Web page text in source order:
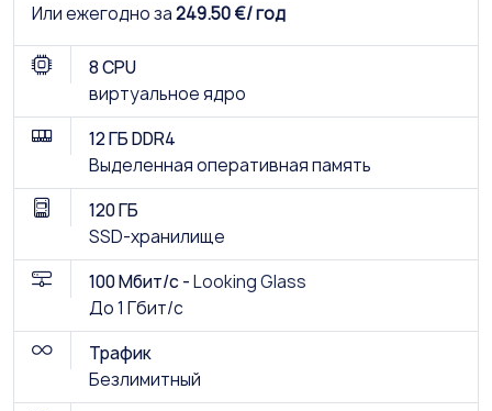
Или ежегодно за249.50 €/ год
8 CPU
виртуальное ядро
12 ГБ DDR4
Выделенная оперативная память
120 ГБ
SSD-хранилище
100 Мбит/с -Looking Glass
До 1 Гбит/с
Трафик
Безлимитный